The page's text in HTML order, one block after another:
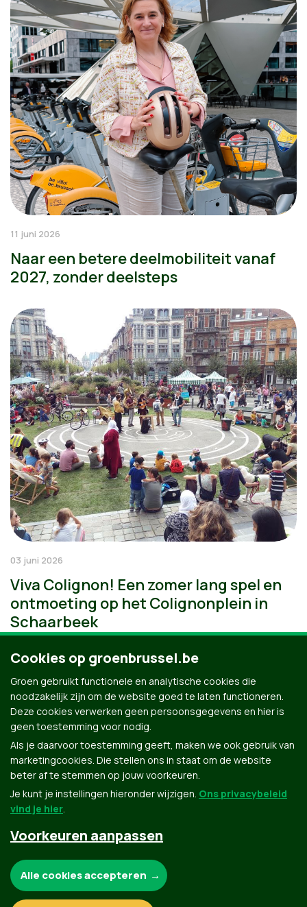
11 juni 2026
Naar een betere deelmobiliteit vanaf
2027, zonder deelsteps
03 juni 2026
Viva Colignon! Een zomer lang spel en
ontmoeting op het Colignonplein in
Schaarbeek
Groen.be
Contact Privacybeleid
Cookies op groenbrussel.be
Groen gebruikt functionele en analytische cookies die
noodzakelijk zijn om de website goed te laten functioneren.
Deze cookies verwerken geen persoonsgegevens en hier is
geen toestemming voor nodig.
Als je daarvoor toestemming geeft, maken we ook gebruik van
marketingcookies. Die stellen ons in staat om de website
beter af te stemmen op jouw voorkeuren.
Je kunt je instellingen hieronder wijzigen. Ons privacybeleid
vind je hier.
Voorkeuren aanpassen
Alle cookies accepteren